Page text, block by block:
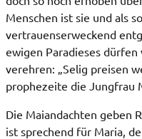
Menschen ist sie und als
vertrauenserweckend
ewigen Paradieses
verehren: „Selig preisen
prophezeite die Jungfrau
Die Maiandachten geben
ist sprechend für Maria,